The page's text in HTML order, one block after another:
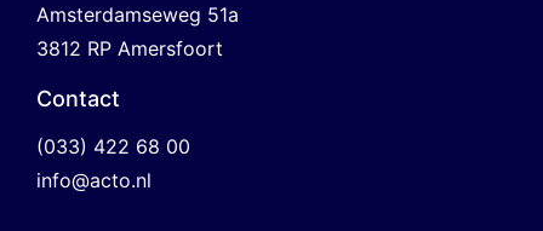
Amsterdamseweg 51a
3812 RP Amersfoort
Contact
(033) 422 68 00
info@acto.nl